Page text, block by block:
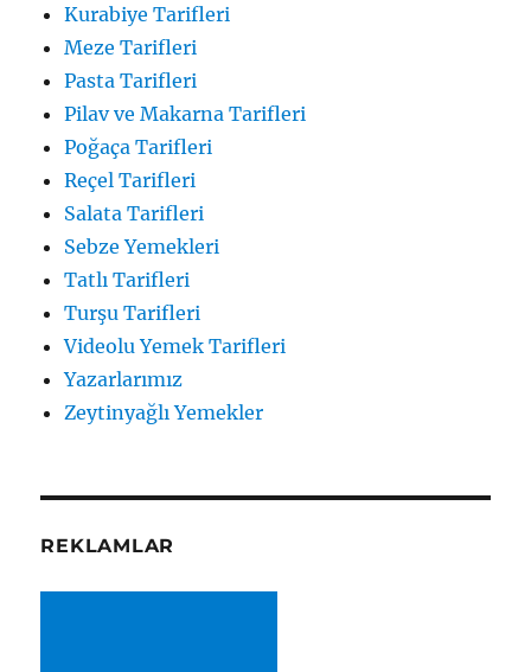
Kurabiye Tarifleri
Meze Tarifleri
Pasta Tarifleri
Pilav ve Makarna Tarifleri
Poğaça Tarifleri
Reçel Tarifleri
Salata Tarifleri
Sebze Yemekleri
Tatlı Tarifleri
Turşu Tarifleri
Videolu Yemek Tarifleri
Yazarlarımız
Zeytinyağlı Yemekler
REKLAMLAR